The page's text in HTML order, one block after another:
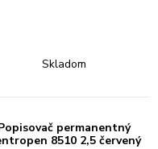
Skladom
permanentný
8510 2,5 červený